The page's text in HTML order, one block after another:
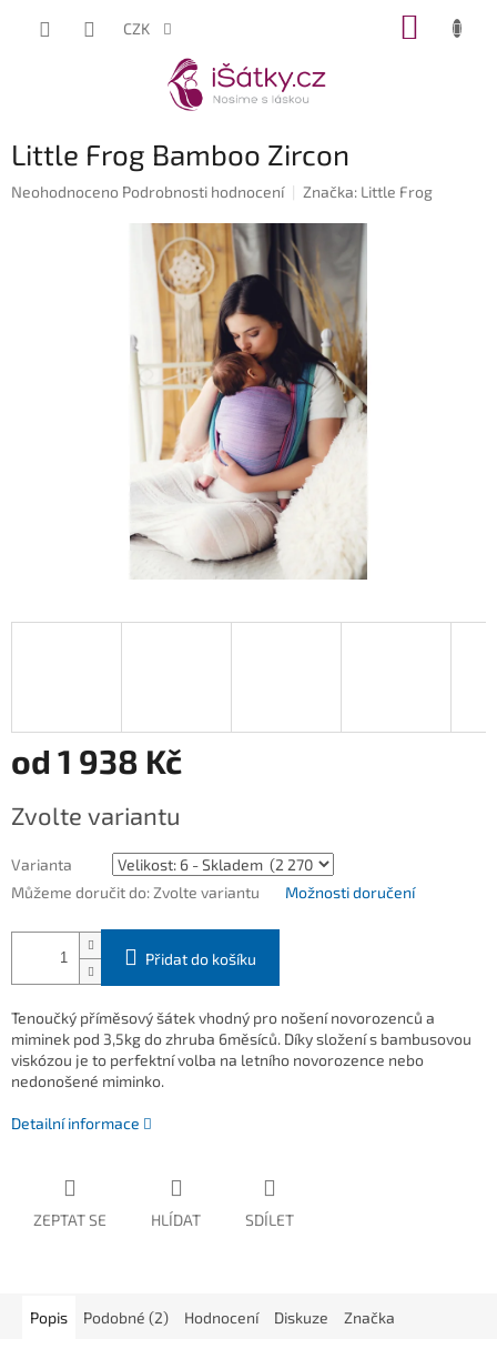
CZK
Little Frog Bamboo Zircon
Průměrné
Neohodnoceno Podrobnosti hodnocení Značka: Little Frog
od 1 938 Kč
cena:
Zvolte variantu
Varianta
Můžeme doručit do: Zvolte variantu Možnosti doručení
Přidat do košíku
Tenoučký příměsový šátek vhodný pro nošení novorozenců a
miminek pod 3,5kg do zhruba 6měsíců. Díky složení s bambusovou
viskózou je to perfektní volba na letního novorozence nebo
nedonošené miminko.
Detailní informace
ZEPTAT SE HLÍDAT SDÍLET
Popis Podobné (2) Hodnocení Diskuze Značka